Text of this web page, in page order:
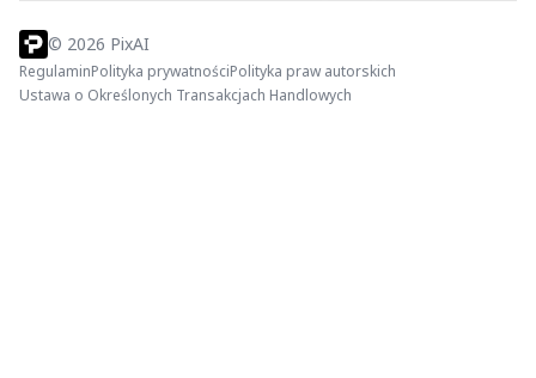
© 2026 PixAI
RegulaminPolityka prywatnościPolityka praw autorskich
Ustawa o Określonych Transakcjach Handlowych